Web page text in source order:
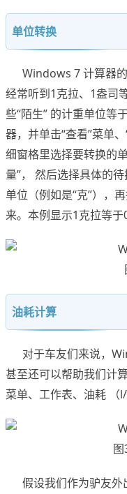
单位转换
Windows 7 计算器的
经常听到1克拉、1盎司
些“陌生” 的计重单位等
器，并单击“查看”菜单
细窗格里选择要转换的
量”， 然后选择具体的
单位（例如是“克”），
来。本例显示1克拉等于
油耗计算
对于车友们来说，
甚至还可以帮助我们计
菜单、工作表、油耗 （
假设我们作为驴友外